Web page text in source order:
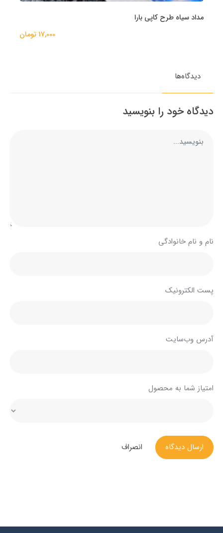
مداد سیاه طرح کاپی بارا
17,000 تومان
دیدگاه‌ها
دیدگاه خود را بنویسید
نام و نام خانوادگی
پست الکترونیک
آدرس وب‌سایت
امتیاز شما به محصول
ارسال دیدگاه انصراف